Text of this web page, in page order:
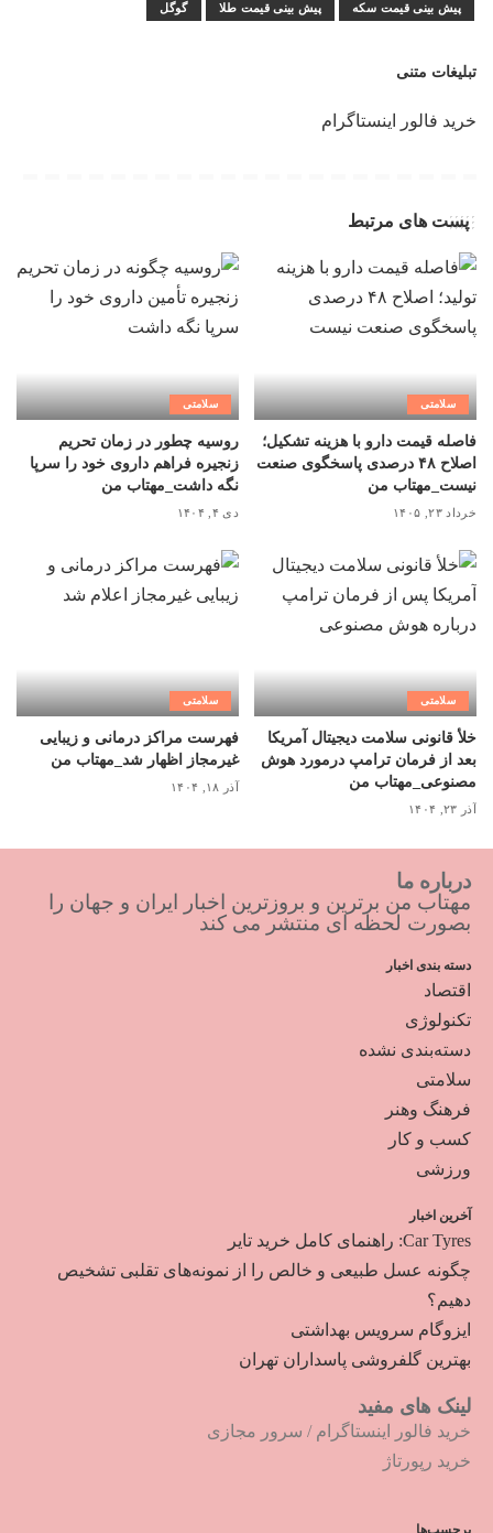
پیش بینی قیمت سکه پیش بینی قیمت طلا گوگل
تبلیغات متنی
خرید فالور اینستاگرام
پست های مرتبط
سلامتی
فاصله قیمت دارو با هزینه تشکیل؛
اصلاح ۴۸ درصدی پاسخگوی صنعت
نیست_مهتاب من
خرداد ۲۳, ۱۴۰۵
سلامتی
روسیه چطور در زمان تحریم
زنجیره فراهم داروی خود را سرپا
نگه داشت_مهتاب من
دی ۴, ۱۴۰۴
سلامتی
خلأ قانونی سلامت دیجیتال آمریکا
بعد از فرمان ترامپ درمورد هوش
مصنوعی_مهتاب من
آذر ۲۳, ۱۴۰۴
سلامتی
فهرست مراکز درمانی و زیبایی
غیرمجاز اظهار شد_مهتاب من
آذر ۱۸, ۱۴۰۴
درباره ما
مهتاب من برترین و بروزترین اخبار ایران و جهان را
بصورت لحظه ای منتشر می کند
دسته بندی اخبار
اقتصاد
تکنولوژی
دسته‌بندی نشده
سلامتی
فرهنگ وهنر
کسب و کار
ورزشی
آخرین اخبار
Car Tyres: راهنمای کامل خرید تایر
چگونه عسل طبیعی و خالص را از نمونه‌های تقلبی تشخیص
دهیم؟
ایزوگام سرویس بهداشتی
بهترین گلفروشی پاسداران تهران
لینک های مفید
خرید فالور اینستاگرام / سرور مجازی
خرید رپورتاژ